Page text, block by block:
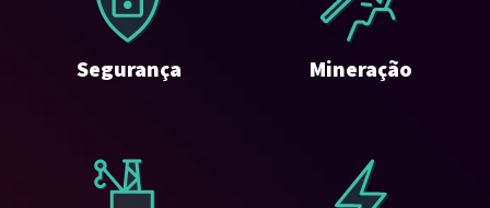
Segurança Mineração